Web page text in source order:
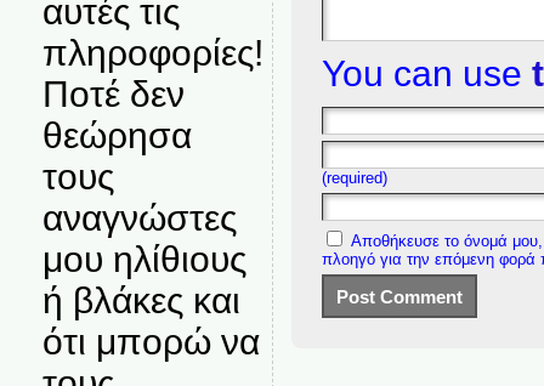
αυτές τις
πληροφορίες!
Ποτέ δεν
θεώρησα
τους
αναγνώστες
μου ηλίθιους
ή βλάκες και
ότι μπορώ να
You can use
(required)
Αποθήκευσε το όνομά μου,
πλοηγό για την επόμενη